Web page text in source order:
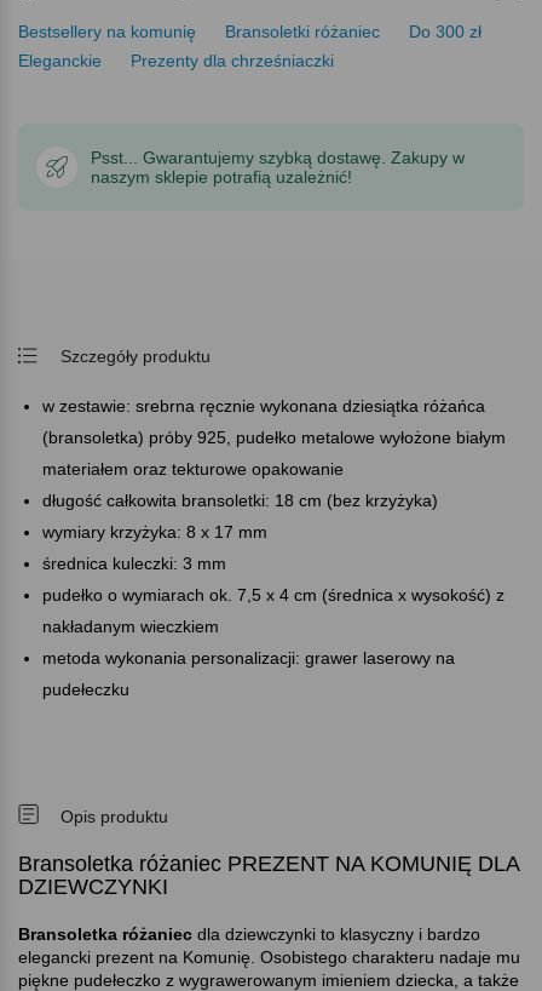
Bestsellery na komunię Bransoletki różaniec
Do 300 zł
Eleganckie
Prezenty dla chrześniaczki
Psst... Gwarantujemy szybką dostawę. Zakupy w
naszym sklepie potrafią uzależnić!
Szczegóły produktu
w zestawie: srebrna ręcznie wykonana dziesiątka różańca
(bransoletka) próby 925, pudełko metalowe wyłożone białym
materiałem oraz tekturowe opakowanie
długość całkowita bransoletki: 18 cm (bez krzyżyka)
wymiary krzyżyka: 8 x 17 mm
średnica kuleczki: 3 mm
pudełko o wymiarach ok. 7,5 x 4 cm (średnica x wysokość) z
nakładanym wieczkiem
metoda wykonania personalizacji: grawer laserowy na
pudełeczku
Opis produktu
Bransoletka różaniec PREZENT NA KOMUNIĘ DLA
DZIEWCZYNKI
Bransoletka różaniec dla dziewczynki to klasyczny i bardzo
elegancki prezent na Komunię. Osobistego charakteru nadaje mu
piękne pudełeczko z wygrawerowanym imieniem dziecka, a także